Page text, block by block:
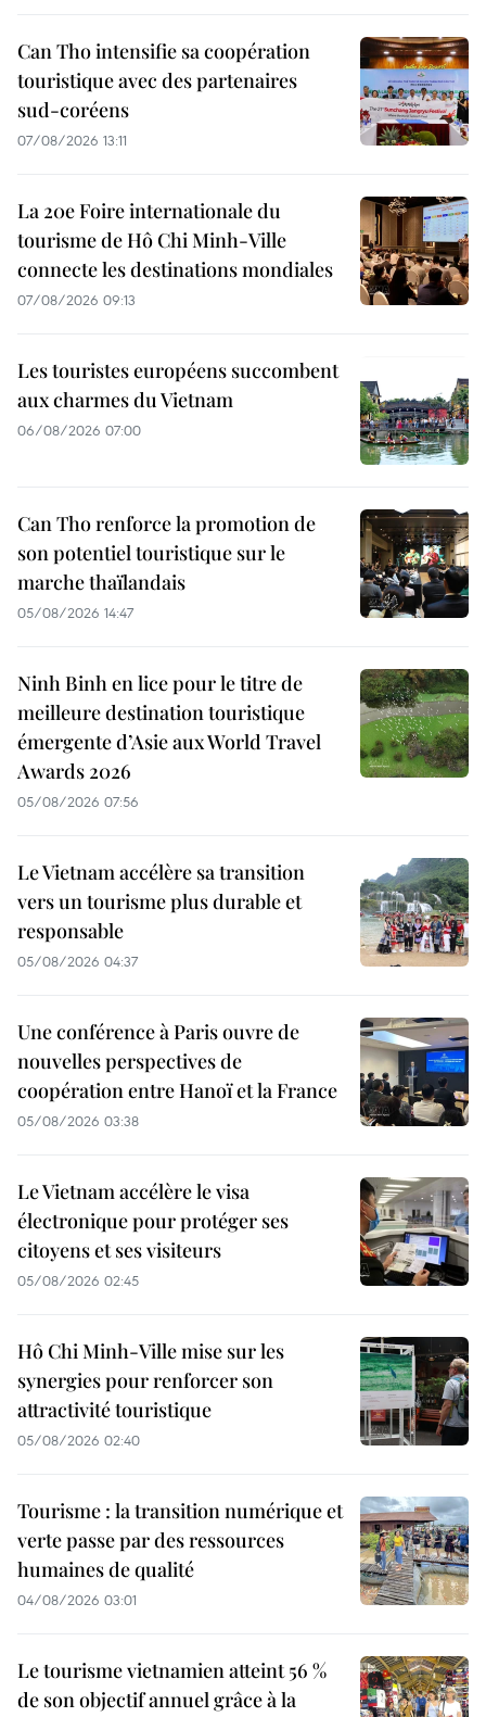
Can Tho intensifie sa coopération
touristique avec des partenaires
sud-coréens
07/08/2026 13:11
La 20e Foire internationale du
tourisme de Hô Chi Minh-Ville
connecte les destinations mondiales
07/08/2026 09:13
Les touristes européens succombent
aux charmes du Vietnam
06/08/2026 07:00
Can Tho renforce la promotion de
son potentiel touristique sur le
marche thaïlandais
05/08/2026 14:47
Ninh Binh en lice pour le titre de
meilleure destination touristique
émergente d’Asie aux World Travel
Awards 2026
05/08/2026 07:56
Le Vietnam accélère sa transition
vers un tourisme plus durable et
responsable
05/08/2026 04:37
Une conférence à Paris ouvre de
nouvelles perspectives de
coopération entre Hanoï et la France
05/08/2026 03:38
Le Vietnam accélère le visa
électronique pour protéger ses
citoyens et ses visiteurs
05/08/2026 02:45
Hô Chi Minh-Ville mise sur les
synergies pour renforcer son
attractivité touristique
05/08/2026 02:40
Tourisme : la transition numérique et
verte passe par des ressources
humaines de qualité
04/08/2026 03:01
Le tourisme vietnamien atteint 56 %
de son objectif annuel grâce à la